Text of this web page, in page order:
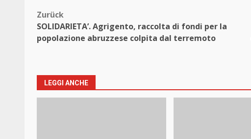
Beitragsnavigation
Zurück
SOLIDARIETA’. Agrigento, raccolta di fondi per la
popolazione abruzzese colpita dal terremoto
LEGGI ANCHE